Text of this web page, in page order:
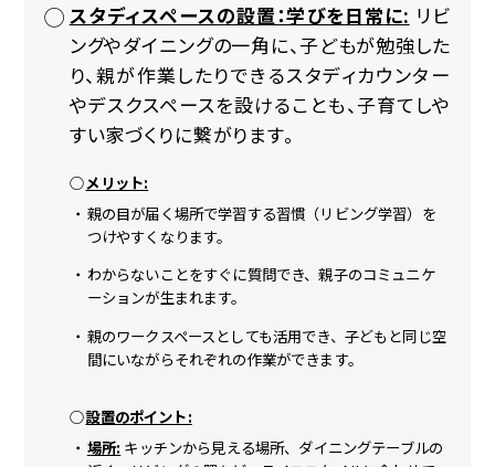
スタディスペースの設置：学びを日常に: リビ
ングやダイニングの一角に、子どもが勉強した
り、親が作業したりできるスタディカウンター
やデスクスペースを設けることも、子育てしや
すい家づくりに繋がります。
メリット:
親の目が届く場所で学習する習慣（リビング学習）を
つけやすくなります。
わからないことをすぐに質問でき、親子のコミュニケ
ーションが生まれます。
親のワークスペースとしても活用でき、子どもと同じ空
間にいながらそれぞれの作業ができます。
設置のポイント:
場所: キッチンから見える場所、ダイニングテーブルの